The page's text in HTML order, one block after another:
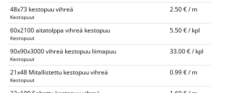
48x73 kestopuu vihreä
Kestopuut
2.50 € / m
60x2100 aitatolppa vihreä kestopuu
Kestopuut
5.50 € / kpl
90x90x3000 vihreä kestopuu liimapuu
Kestopuut
33.00 € / kpl
21x48 Mitallistettu kestopuu vihreä
Kestopuut
0.99 € / m